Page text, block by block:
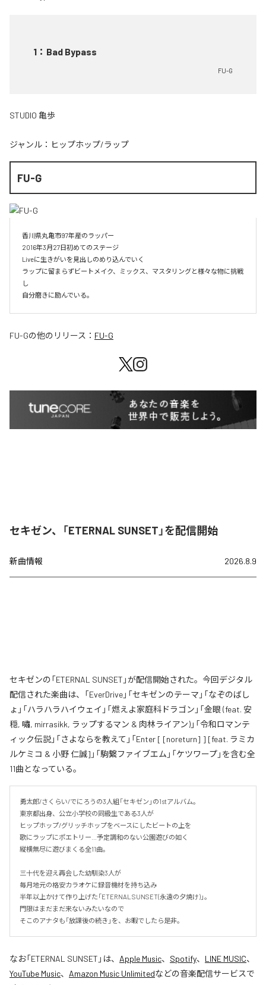
1 ： Bad Bypass
FU-G
STUDIO 亀歩
ジャンル： ヒップホップ/ラップ
FU-G
香川県丸亀市97年産のラッパー
2016年3月27日初めてのステージ
Liveに生きがいを見出しのめり込んでいく
ラップに留まらずビートメイク、ミックス、マスタリングと様々な物に挑戦
し
自分磨きに励んでいる。
FU-Gの他のリリース： FU-G
セキゼン、「ETERNAL SUNSET」を配信開始
新曲情報 2026.8.9
セキゼンの「ETERNAL SUNSET」が配信開始された。今回デジタル
配信された楽曲は、「EverDrive」「セキゼンのテーマ」「なぞのばし
ょ」「ハラハラハイウェイ」「燃えよ家庭科ドラゴン」「金眼 (feat. 安
穏, 嘯, mirrasikk, ラップするマン & 肉林ライアン)」「令和ロマンテ
ィック伝説」「さよならを教えて」「Enter [ [noreturn] ] [feat. ラミカ
ルケミコ & 小野 仁誠]」「駒繋ファイブエム」「ケツワープ」を含む全
11曲となっている。
勇太郎/さくらい/でにろうの3人組「セキゼン」の1stアルバム。
東京都出身、公立小学校の同級生である3人が
ヒップホップ/グリッチホップをベースにしたビートの上を
歌にラップにポエトリー…予定調和のない公園遊びの如く
縦横無尽に遊びまくる全11曲。
三十代を迎え再会した幼馴染3人が
毎月地元の格安カラオケに録音機材を持ち込み
半年以上かけて作り上げた「ETERNAL SUNSET(永遠の夕焼け)」。
門限はまだまだ来ないみたいなので
そこのアナタも「放課後の続き」を、お暇でしたら是非。
なお「ETERNAL SUNSET 」は、 Apple Music、 Spotify、 LINE MUSIC、
YouTube Music、 Amazon Music Unlimitedなどの音楽配信サービスで